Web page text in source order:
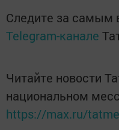
Следите за самым
Telegram-канале
Читайте новости
национальном
https://max.ru/